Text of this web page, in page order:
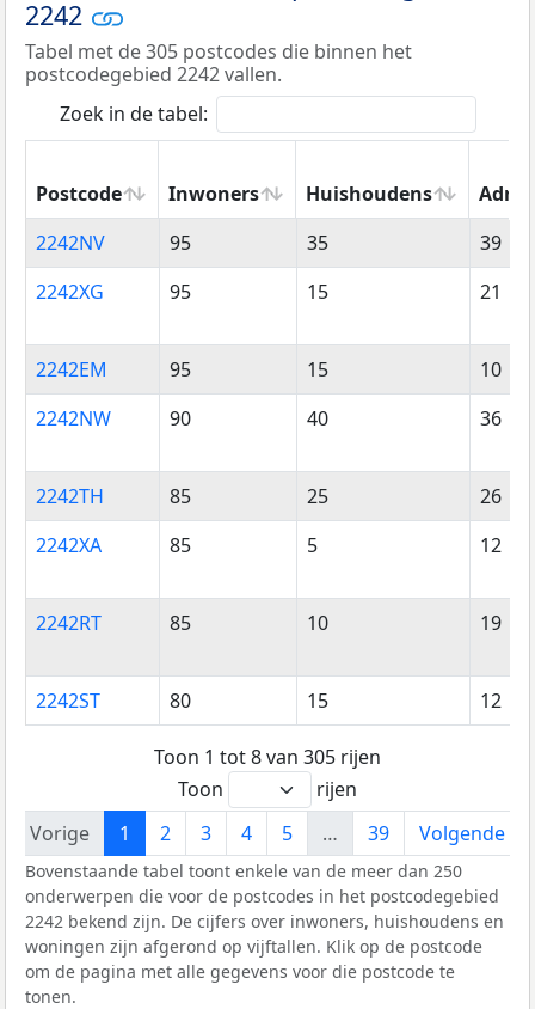
2242
Tabel met de 305 postcodes die binnen het
postcodegebied 2242 vallen.
Zoek in de tabel:
Postcode Inwoners Huishoudens
Postcode
Inwoners Huishoudens
2242NV 95 35
39
2242XG
95 15 21
2242EM 95 15
10
2242NW
90 40 36
2242TH 85 25
26
2242XA
85 5 12
2242RT 85 10 19
2242ST 80 15 12
Toon 1 tot 8 van 305 rijen
Toon
rijen
Vorige
1 2 3 4 5 … 39 Volgende
Bovenstaande tabel toont enkele van de meer dan 250
onderwerpen die voor de postcodes in het postcodegebied
2242 bekend zijn. De cijfers over inwoners, huishoudens en
woningen zijn afgerond op vijftallen. Klik op de postcode
om de pagina met alle gegevens voor die postcode te
tonen.